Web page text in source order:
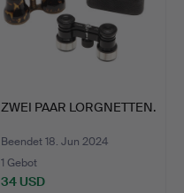
ZWEI PAAR LORGNETTEN.
Beendet 18. Jun 2024
1 Gebot
34 USD